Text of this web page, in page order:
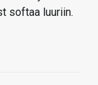
softaa luuriin.